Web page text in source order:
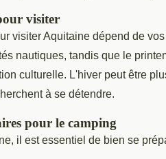
visiter
visiter Aquitaine dépend de
nautiques, tandis que le
culturelle. L'hiver peut être
à se détendre.
pour le camping
il est essentiel de bien se